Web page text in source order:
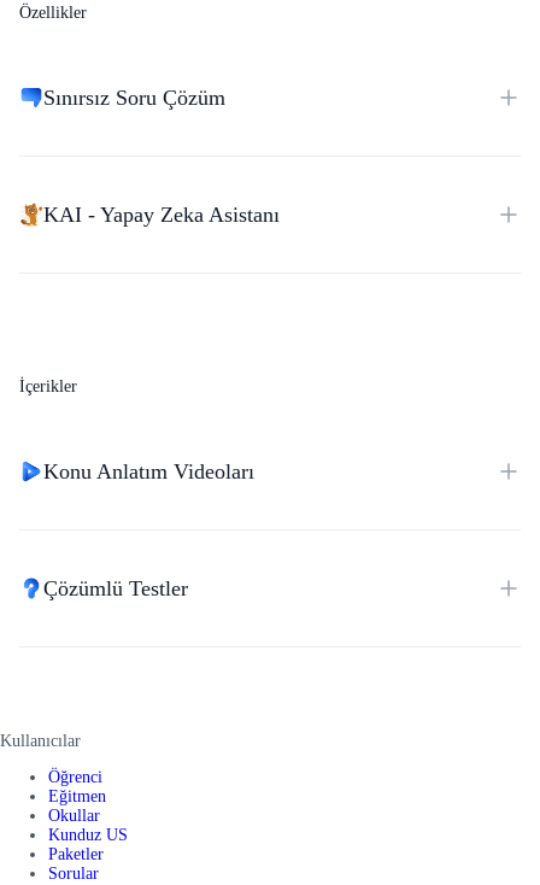
Özellikler
Sınırsız Soru Çözüm
KAI - Yapay Zeka Asistanı
İçerikler
Konu Anlatım Videoları
Çözümlü Testler
Kullanıcılar
Öğrenci
Eğitmen
Okullar
Kunduz US
Paketler
Sorular